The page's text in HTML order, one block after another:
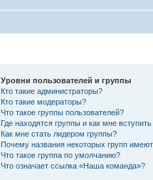
Уровни пользователей и группы
Кто такие администраторы?
Кто такие модераторы?
Что такое группы пользователей?
Где находятся группы и как мне
Как мне стать лидером группы?
Почему названия некоторых групп
Что такое группа по умолчанию?
Что означает ссылка «Наша команда»?